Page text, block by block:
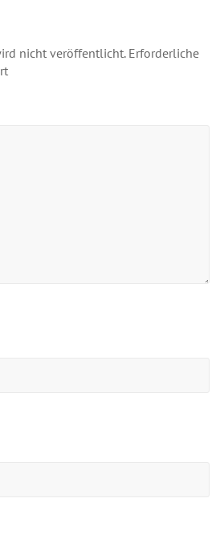
nicht veröffentlicht. Erforderliche